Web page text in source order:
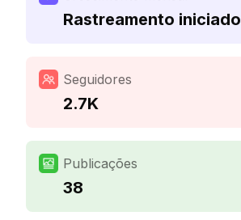
Rastreamento iniciado
Seguidores
2.7K
Publicações
38